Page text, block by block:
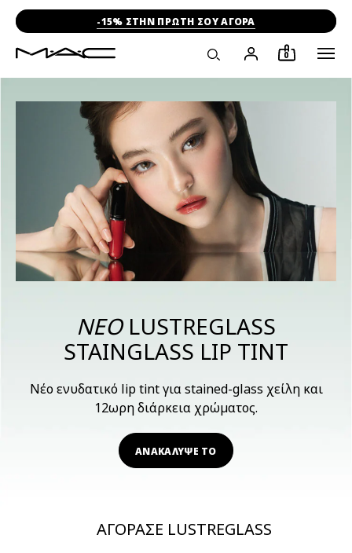
-15% ΣΤΗΝ ΠΡΩΤΗ ΣΟΥ ΑΓΟΡΑ
0
ΝΕΟLUSTREGLASS
STAINGLASS LIP TINT
Νέο ενυδατικό lip tint για stained-glass χείλη και
12ωρη διάρκεια χρώματος.
ΑΝΑΚΑΛΥΨΕ ΤΟ
ΑΓΟΡΑΣΕ LUSTREGLASS